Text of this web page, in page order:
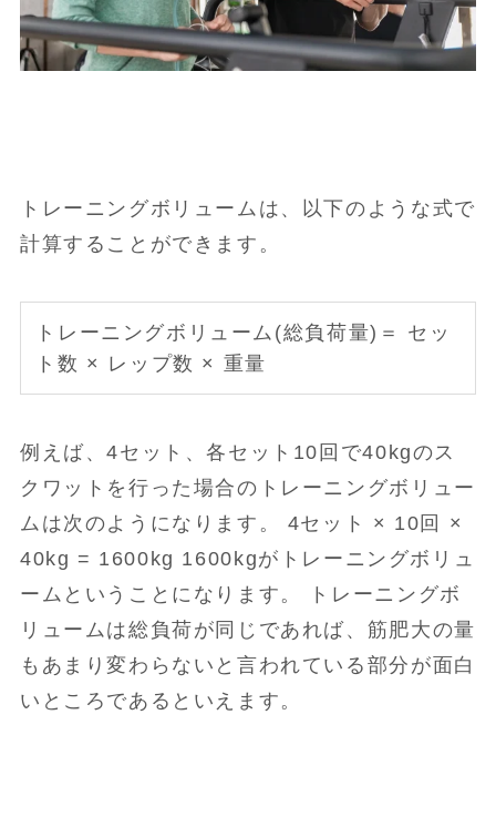
トレーニングボリュームは、以下のような式で
計算することができます。
トレーニングボリューム(総負荷量)＝ セッ
ト数 × レップ数 × 重量
例えば、4セット、各セット10回で40kgのス
クワットを行った場合のトレーニングボリュー
ムは次のようになります。 4セット × 10回 ×
40kg = 1600kg 1600kgがトレーニングボリュ
ームということになります。 トレーニングボ
リュームは総負荷が同じであれば、筋肥大の量
もあまり変わらないと言われている部分が面白
いところであるといえます。